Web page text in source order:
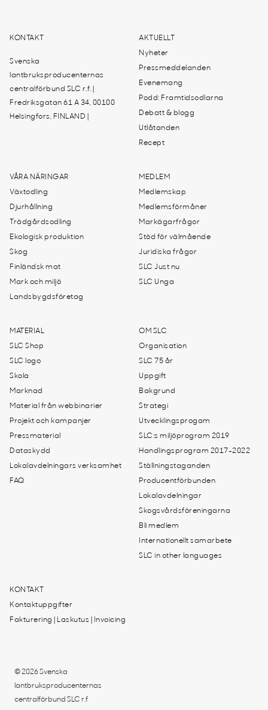
KONTAKT
Svenska
lantbruksproducenternas
centralförbund SLC r.f. |
Fredriksgatan 61 A 34, 00100
Helsingfors, FINLAND |
AKTUELLT
Nyheter
Pressmeddelanden
Evenemang
Podd: Framtidsodlarna
Debatt & blogg
Utlåtanden
Recept
VÅRA NÄRINGAR
Växtodling
Djurhållning
Trädgårdsodling
Ekologisk produktion
Skog
Finländsk mat
Mark och miljö
Landsbygdsföretag
MEDLEM
Medlemskap
Medlemsförmåner
Markägarfrågor
Stöd för välmående
Juridiska frågor
SLC Just nu
SLC Unga
MATERIAL
SLC Shop
SLC logo
Skola
Marknad
Material från webbinarier
Projekt och kampanjer
Pressmaterial
Dataskydd
Lokalavdelningars verksamhet
FAQ
OM SLC
Organisation
SLC 75 år
Uppgift
Bakgrund
Strategi
Utvecklingsprogam
SLC:s miljöprogram 2019
Handlingsprogram 2017-2022
Ställningstaganden
Producentförbunden
Lokalavdelningar
Skogsvårdsföreningarna
Bli medlem
Internationellt samarbete
SLC in other languages
KONTAKT
Kontaktuppgifter
Fakturering | Laskutus | Invoicing
© 2026 Svenska
lantbruksproducenternas
centralförbund SLC r.f